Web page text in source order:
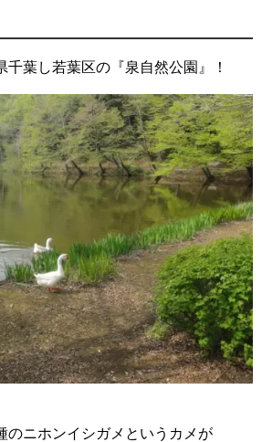
千葉し若葉区の『泉自然公園』！
のニホンイシガメというカメが